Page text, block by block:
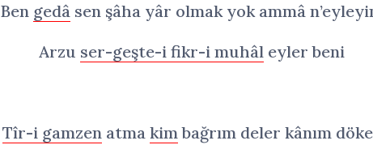
Ben gedâ sen şâha yâr olmak yok ammâ
Arzu ser-geşte-i fikr-i muhâl eyler beni
Tîr-i gamzen atma kimbağrım deler kânım